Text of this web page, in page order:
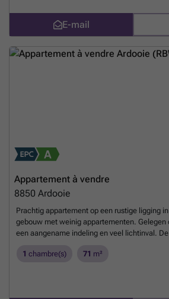
E-mail
Appartement à vendre
8850 Ardooie
Prachtig appartement op een rustige ligging
gebouw met weinig appartementen.
een aangename indeling en veel lichtinval.
leefruimte met zit- en eethoek, die uitkijkt op
1 chambre(s) 71 m²